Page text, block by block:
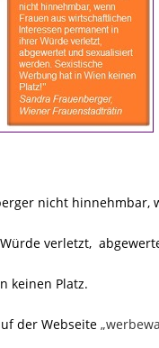
nicht hinnehmbar,
verletzt,
keinen Platz.
der Webseite